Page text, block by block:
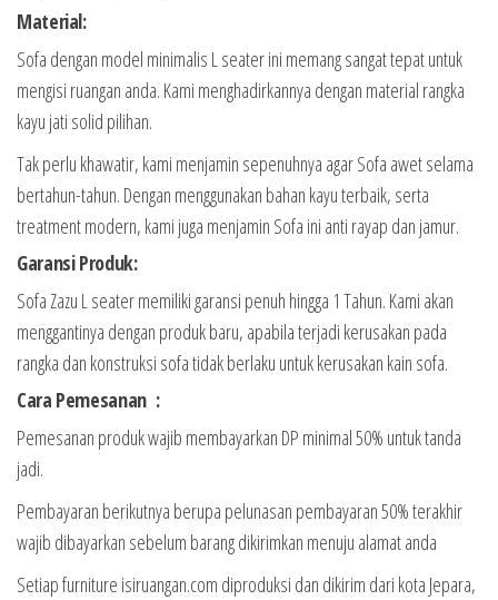
Material:
Sofa dengan model minimalis L seater ini memang sangat tepat untuk
mengisi ruangan anda. Kami menghadirkannya dengan material rangka
kayu jati solid pilihan.
Tak perlu khawatir, kami menjamin sepenuhnya agar Sofa awet selama
bertahun-tahun. Dengan menggunakan bahan kayu terbaik, serta
treatment modern, kami juga menjamin Sofa ini anti rayap dan jamur.
Garansi Produk:
Sofa Zazu L seater memiliki garansi penuh hingga 1 Tahun. Kami akan
menggantinya dengan produk baru, apabila terjadi kerusakan pada
rangka dan konstruksi sofa tidak berlaku untuk kerusakan kain sofa.
Cara Pemesanan :
Pemesanan produk wajib membayarkan DP minimal 50% untuk tanda
jadi.
Pembayaran berikutnya berupa pelunasan pembayaran 50% terakhir
wajib dibayarkan sebelum barang dikirimkan menuju alamat anda
Setiap furniture isiruangan.com diproduksi dan dikirim dari kota Jepara,